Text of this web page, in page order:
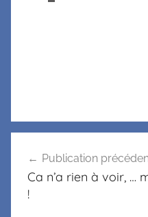
Publication
Ca n’a rien à voir, …
!